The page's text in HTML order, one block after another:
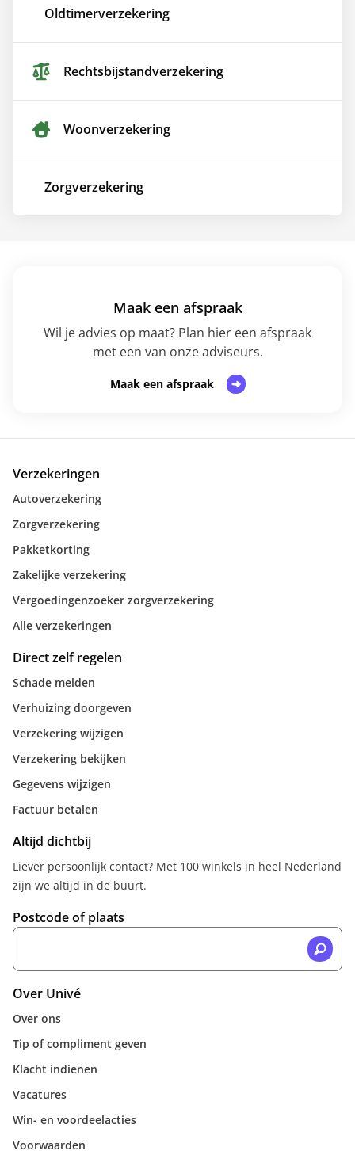
Oldtimer­verzekering
Rechtsbijstand­verzekering
Woon­verzekering
Zorg­verzekering
Maak een afspraak
Wil je advies op maat? Plan hier een afspraak
met een van onze adviseurs.
Maak een afspraak
Verzekeringen
Autoverzekering
Zorgverzekering
Pakketkorting
Zakelijke verzekering
Vergoedingenzoeker zorgverzekering
Alle verzekeringen
Direct zelf regelen
Schade melden
Verhuizing doorgeven
Verzekering wijzigen
Verzekering bekijken
Gegevens wijzigen
Factuur betalen
Altijd dichtbij
Liever persoonlijk contact? Met 100 winkels in heel Nederland
zijn we altijd in de buurt.
Postcode of plaats
Over Univé
Over ons
Tip of compliment geven
Klacht indienen
Vacatures
Win- en voordeelacties
Voorwaarden